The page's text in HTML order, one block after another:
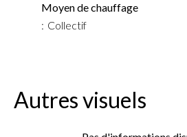
Moyen de chauffage
Collectif
Autres visuels